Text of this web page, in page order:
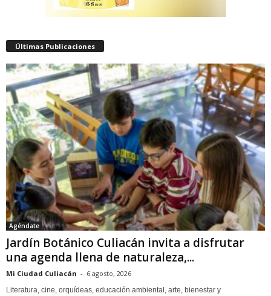
Últimas Publicaciones
Agéndate
Jardín Botánico Culiacán invita a disfrutar
una agenda llena de naturaleza,...
Mi Ciudad Culiacán - 6 agosto, 2026
Literatura, cine, orquídeas, educación ambiental, arte, bienestar y